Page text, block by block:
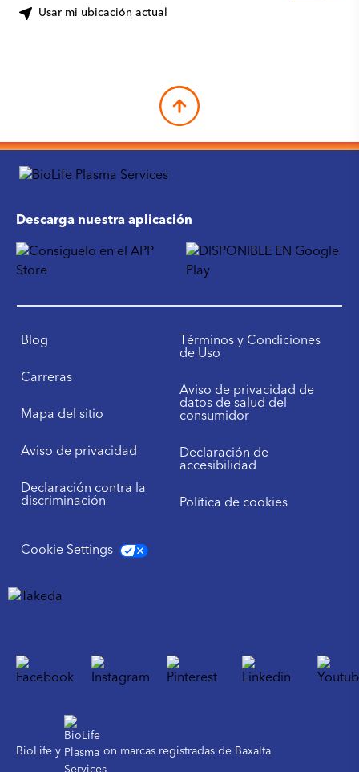
Usar mi ubicación actual
Descarga nuestra aplicación
Blog
Carreras
Mapa del sitio
Aviso de privacidad
Declaración contra la
discriminación
Términos y Condiciones
de Uso
Aviso de privacidad de
datos de salud del
consumidor
Declaración de
accesibilidad
Política de cookies
Cookie Settings
BioLife y on marcas registradas de Baxalta